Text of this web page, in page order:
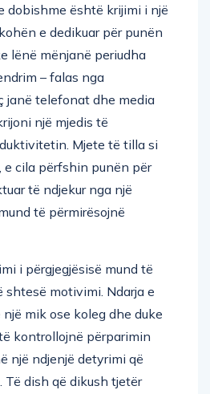
dobishme është krijimi i një
e dedikuar për punën
lënë mënjanë periudha
– falas nga
janë telefonat dhe media
një mjedis të
Mjete të tilla si
e cila përfshin punën për
të ndjekur nga një
të përmirësojnë
i përgjegjësisë mund të
shtesë motivimi. Ndarja e
mik ose koleg dhe duke
kontrollojnë përparimin
një ndjenjë detyrimi që
Të dish që dikush tjetër